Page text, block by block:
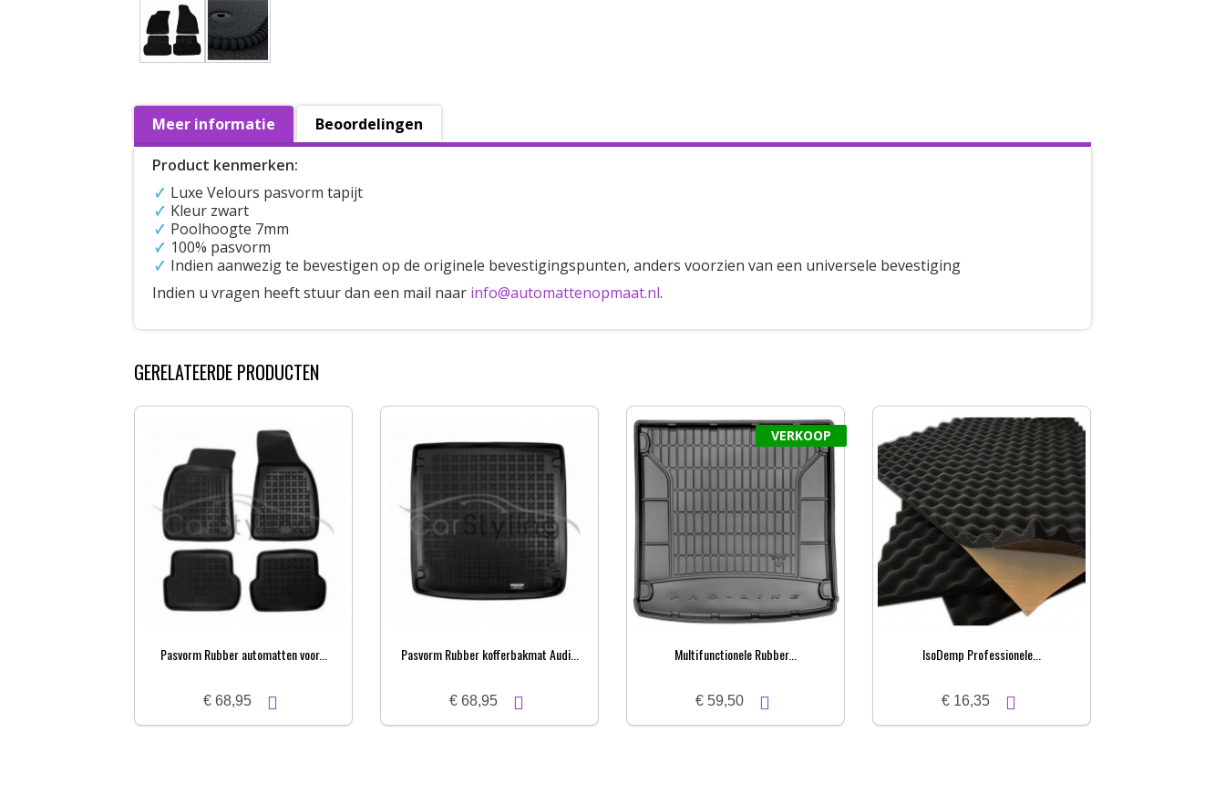
Meer informatie Beoordelingen
Product kenmerken:
Luxe Velours pasvorm tapijt
Kleur zwart
Poolhoogte 7mm
100% pasvorm
Indien aanwezig te bevestigen op de originele bevestigingspunten, anders voorzien van een universele bevestiging
Indien u vragen heeft stuur dan een mail naar info@automattenopmaat.nl.
GERELATEERDE PRODUCTEN
Pasvorm Rubber automatten voor...
€ 68,95
Pasvorm Rubber kofferbakmat Audi...
€ 68,95
VERKOOP
Multifunctionele Rubber...
€ 59,50
IsoDemp Professionele...
€ 16,35